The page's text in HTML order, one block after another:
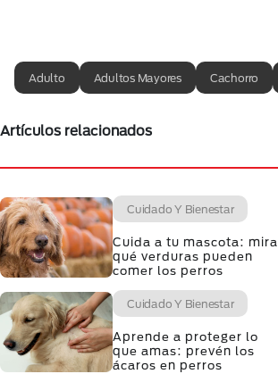
Adulto Adultos Mayores Cachorro
Artículos relacionados
Cuidado Y Bienestar
Cuida a tu mascota: mira
qué verduras pueden
comer los perros
Cuidado Y Bienestar
Aprende a proteger lo
que amas: prevén los
ácaros en perros